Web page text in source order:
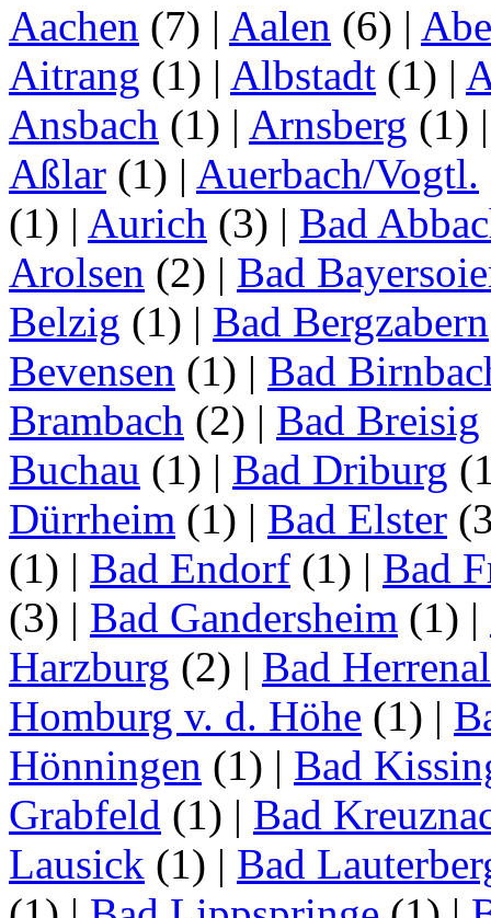
Aachen (7) | Aalen (6) |
Aitrang (1) | Albstadt (1) |
Ansbach (1) | Arnsberg (1)
Aßlar (1) | Auerbach/Vogtl.
(1) | Aurich (3) | Bad
Arolsen (2) | Bad
Belzig (1) | Bad Bergzabern
Bevensen (1) | Bad
Brambach (2) | Bad Breisig
Buchau (1) | Bad Driburg
Dürrheim (1) | Bad Elster
(1) | Bad Endorf (1) | Bad
(3) | Bad Gandersheim (1) |
Harzburg (2) | Bad
Homburg v. d. Höhe (1) |
Hönningen (1) | Bad
Grabfeld (1) | Bad
Lausick (1) | Bad